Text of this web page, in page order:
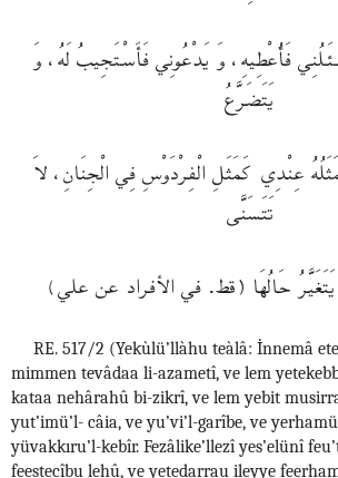
فَأُعْطِيهِ، وَ يَدْعُونِي فَأَسْـتَجِيبُ لَهُ، وَ
يَتَضَرَّعُ
عِنْدِي كَمَثَلِ الْفِرْدَوْسِ فِي الْجِنَانِ، لاَ
تَتَسَنَّى
يَتَغَيَّرُ حَالُهَا (قط. في الأفراد عن علي)
RE. 517/2 (Yekùlü’llàhu teàlâ: İnnemâ
mimmen tevâdaa li-azametî, ve lem
kataa nehârahû bi-zikrî, ve lem yebit
yut’imü’l- câia, ve yu’vi’l-garîbe, ve
yüvakkıru’l-kebîr. Fezâlike’llezî yes’elünî
feestecîbu lehû, ve yetedarrau ileyye